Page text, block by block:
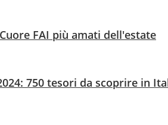
FAI più amati dell'estate
750 tesori da scoprire in